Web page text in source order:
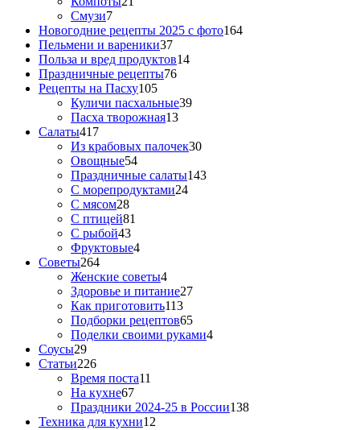
Смузи7
Новогодние рецепты 2025 с фото164
Пельмени и вареники37
Польза и вред продуктов14
Праздничные рецепты76
Рецепты на Пасху105
Куличи пасхальные39
Пасха творожная13
Салаты417
Из крабовых палочек30
Овощные54
Праздничные салаты143
С морепродуктами24
С мясом28
С птицей81
С рыбой43
Фруктовые4
Советы264
Женские советы4
Здоровье и питание27
Как приготовить113
Подборки рецептов65
Поделки своими руками4
Соусы29
Статьи226
Время поста11
На кухне67
Праздники 2024-25 в России138
Техника для кухни12